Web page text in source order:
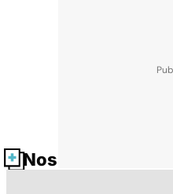
Nos fiches santé